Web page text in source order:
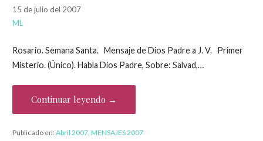
15 de julio del 2007
ML
Rosario. Semana Santa. Mensaje de Dios Padre a J. V. Primer
Misterio. (Único). Habla Dios Padre, Sobre: Salvad,…
Continuar leyendo →
Publicado en:Abril 2007, MENSAJES 2007